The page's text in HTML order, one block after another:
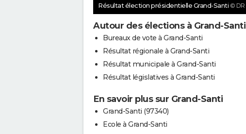
Résultat élection présidentielle Grand-Santi © DR
Autour des élections à Grand-Santi
Bureaux de vote à Grand-Santi
Résultat régionale à Grand-Santi
Résultat municipale à Grand-Santi
Résultat législatives à Grand-Santi
En savoir plus sur Grand-Santi
Grand-Santi (97340)
Ecole à Grand-Santi